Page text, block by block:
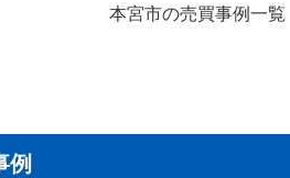
本宮市の売買事例一覧
例